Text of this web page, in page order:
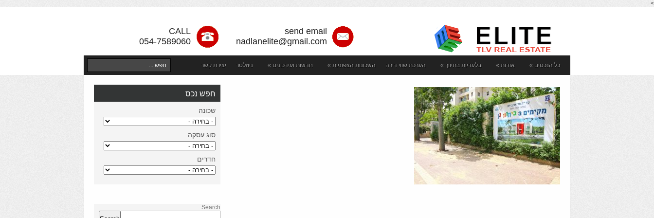
>
CALL
054-7589060
send email
nadlanelite@gmail.com
כל הנכסים » אודות » בלעדיות בתיווך » הערכת שווי דירה השכונות הצפוניות » חדשות ועידכונים » ניוזלטר יצירת קשר
חפש נכס
שכונה
סוג עסקה
חדרים
Search